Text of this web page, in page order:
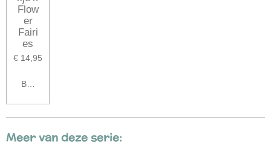
Flow
er
Fairi
es
€ 14,95
Bekijk details
Meer van deze serie: